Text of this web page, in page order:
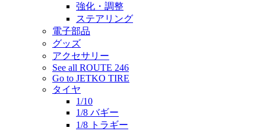
強化・調整
ステアリング
電子部品
グッズ
アクセサリー
See all ROUTE 246
Go to JETKO TIRE
タイヤ
1/10
1/8 バギー
1/8 トラギー